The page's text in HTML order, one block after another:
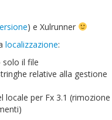
) e Xulrunner
localizzazione:
solo il file
relative alla gestione
locale per Fx 3.1 (rimozione